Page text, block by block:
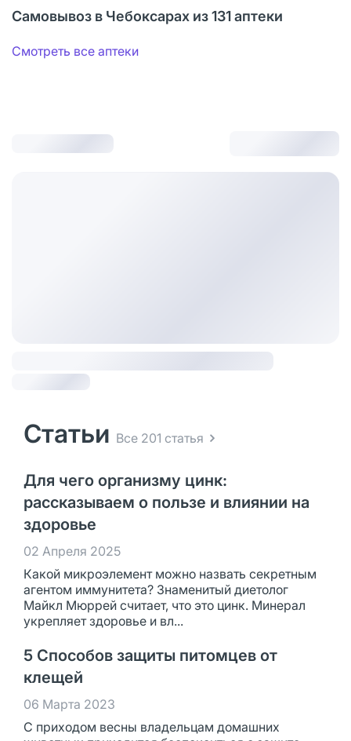
Самовывоз в Чебоксарах из 131 аптеки
Смотреть все аптеки
Статьи Все 201 статья
Для чего организму цинк:
рассказываем о пользе и влиянии на
здоровье
02 Апреля 2025
Какой микроэлемент можно назвать секретным
агентом иммунитета? Знаменитый диетолог
Майкл Мюррей считает, что это цинк. Минерал
укрепляет здоровье и вл...
5 Способов защиты питомцев от
клещей
06 Марта 2023
С приходом весны владельцам домашних